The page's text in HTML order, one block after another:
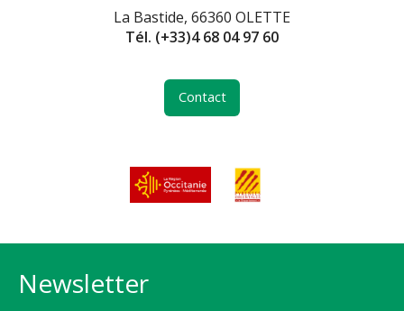
La Bastide, 66360 OLETTE
Tél. (+33)4 68 04 97 60
Contact
Newsletter